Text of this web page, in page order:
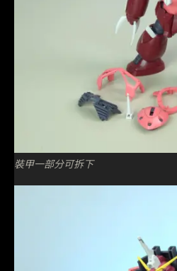
裝甲一部分可拆下